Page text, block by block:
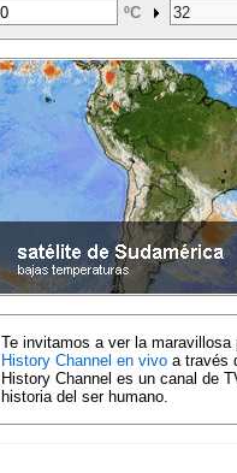
ºC
Te invitamos a ver la maravillosa
History Channel en vivo a través
History Channel es un canal de
historia del ser humano.